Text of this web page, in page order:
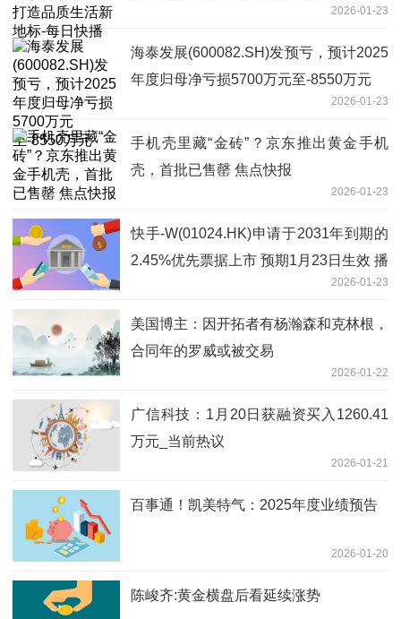
2026-01-23
海泰发展(600082.SH)发预亏，预计2025
年度归母净亏损5700万元至-8550万元
2026-01-23
手机壳里藏“金砖”？京东推出黄金手机
壳，首批已售罄 焦点快报
2026-01-23
快手-W(01024.HK)申请于2031年到期的
2.45%优先票据上市 预期1月23日生效 播
2026-01-23
美国博主：因开拓者有杨瀚森和克林根，
合同年的罗威或被交易
2026-01-22
广信科技：1月20日获融资买入1260.41
万元_当前热议
2026-01-21
百事通！凯美特气：2025年度业绩预告
2026-01-20
陈峻齐:黄金横盘后看延续涨势